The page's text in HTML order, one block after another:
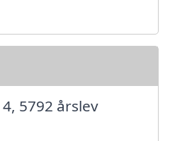
5792 årslev